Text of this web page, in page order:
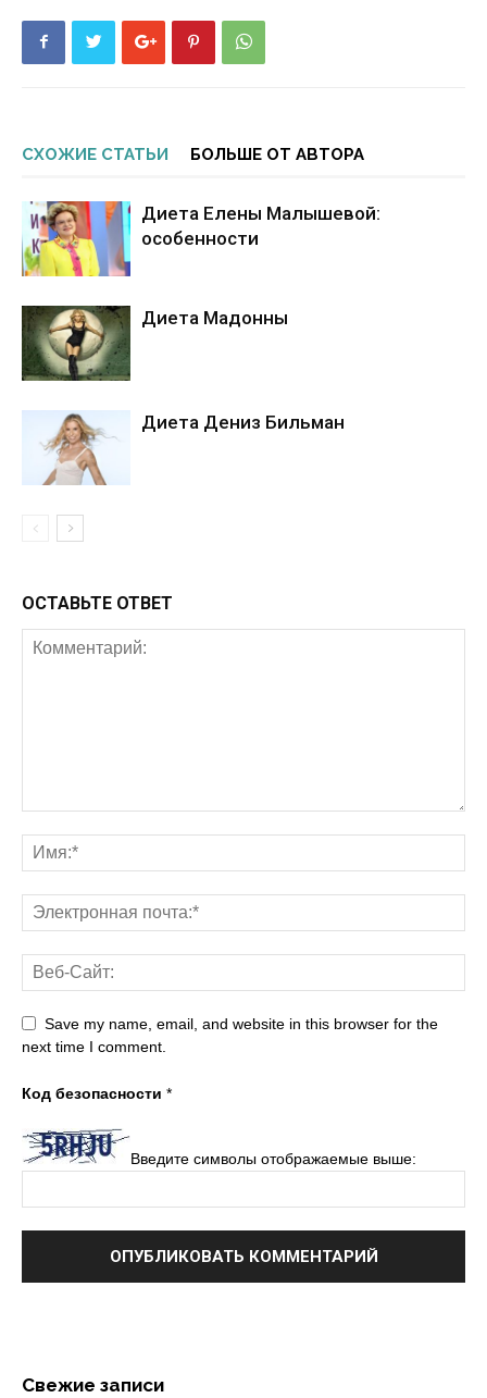
СХОЖИЕ СТАТЬИ БОЛЬШЕ ОТ АВТОРА
Диета Елены Малышевой:
особенности
Диета Мадонны
Диета Дениз Бильман
ОСТАВЬТЕ ОТВЕТ
Save my name, email, and website in this browser for the
next time I comment.
Код безопасности *
Введите символы отображаемые выше:
Свежие записи